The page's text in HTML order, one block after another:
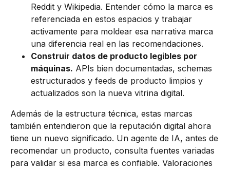
Reddit y Wikipedia. Entender cómo la marca es
referenciada en estos espacios y trabajar
activamente para moldear esa narrativa marca
una diferencia real en las recomendaciones.
Construir datos de producto legibles por
máquinas. APIs bien documentadas, schemas
estructurados y feeds de producto limpios y
actualizados son la nueva vitrina digital.
Además de la estructura técnica, estas marcas
también entendieron que la reputación digital ahora
tiene un nuevo significado. Un agente de IA, antes de
recomendar un producto, consulta fuentes variadas
para validar si esa marca es confiable. Valoraciones